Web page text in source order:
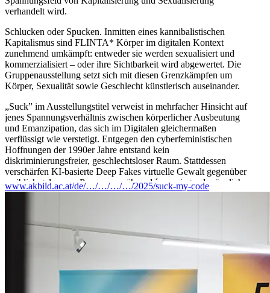
verhandelt wird.
Schlucken oder Spucken. Inmitten eines kannibalistischen
Kapitalismus sind FLINTA* Körper im digitalen Kontext
zunehmend umkämpft: entweder sie werden sexualisiert und
kommerzialisiert – oder ihre Sichtbarkeit wird abgewertet. Die
Gruppenausstellung setzt sich mit diesen Grenzkämpfen um
Körper, Sexualität sowie Geschlecht künstlerisch auseinander.
„Suck” im Ausstellungstitel verweist in mehrfacher Hinsicht auf
jenes Spannungsverhältnis zwischen körperlicher Ausbeutung
und Emanzipation, das sich im Digitalen gleichermaßen
verflüssigt wie verstetigt. Entgegen den cyberfeministischen
Hoffnungen der 1990er Jahre entstand kein
diskriminierungsfreier, geschlechtsloser Raum. Stattdessen
verschärfen KI-basierte Deep Fakes virtuelle Gewalt gegenüber
weiblich gelesenen Personen, während ´ vorwiegend männlich
dominierte Tech-Giganten die Grenzen des Faktischen
SUCK MY CODE! spannt einen Zeitbogen beginnend mit Net-
Art des 20. Jahrhunderts bis hin zur unmittelbaren Gegenwart.
Die gezeigten Arbeiten kodieren Körperbilder und -praktiken neu,
so dass alternative Lebenswelten vorstellbar werden. Damit
eröffnen sie einen glitchigen Erfahrungsraum, um mehrdeutige
Machtverhältnisse im Internet herauszufordern.
www.akbild.ac.at/de/…/…/…/…/2025/suck-my-code